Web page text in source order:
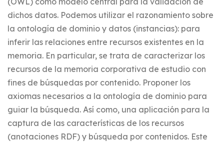
dichos datos. Podemos utilizar el razonamiento sobre
la ontología de dominio y datos (instancias): para
inferir las relaciones entre recursos existentes en la
memoria. En particular, se trata de caracterizar los
recursos de la memoria corporativa de estudio con
fines de búsquedas por contenido. Proponer los
axiomas necesarios a la ontología de dominio para
guiar la búsqueda. Así como, una aplicación para la
captura de las características de los recursos
(anotaciones RDF) y búsqueda por contenidos. Este